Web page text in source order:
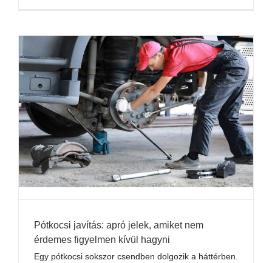
Pótkocsi javítás: apró jelek, amiket nem
érdemes figyelmen kívül hagyni
Egy pótkocsi sokszor csendben dolgozik a háttérben.